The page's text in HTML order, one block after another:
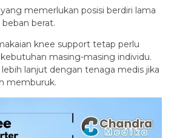
memerlukan posisi berdiri lama
berat.
knee support tetap perlu
masing-masing individu.
lanjut dengan tenaga medis jika
memburuk.